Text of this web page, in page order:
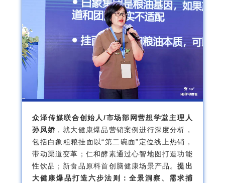
众泽传媒联合创始人/市场部网营想学堂主理人
孙凤娇 ，就大健康爆品营销案例进行深度分析，
包括白象粗粮挂面以“第二碗面”定位线上热销，
带动渠道变革；仁和酵素通过心智地图打造功能
性饮品；新食品原料首创脑健康场景产品。提出
大健康爆品打造六步法则：全景洞察、需求捕